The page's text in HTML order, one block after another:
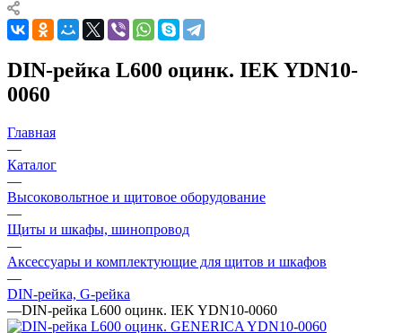
DIN-рейка L600 оцинк. IEK YDN10-
0060
Главная
—
Каталог
—
Высоковольтное и щитовое оборудование
—
Щиты и шкафы, шинопровод
—
Аксессуары и комплектующие для щитов и шкафов
—
DIN-рейка, G-рейка
—DIN-рейка L600 оцинк. IEK YDN10-0060